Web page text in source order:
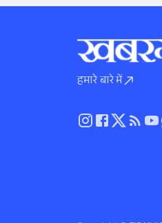
हमारे बारे में